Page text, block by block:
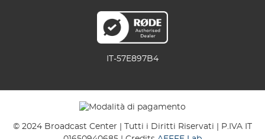
IT-57E897B4
© 2024 Broadcast Center | Tutti i Diritti Riservati | P.IVA IT